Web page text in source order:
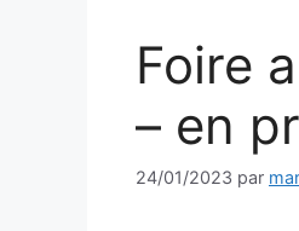
Foire
– en
24/01/2023 par